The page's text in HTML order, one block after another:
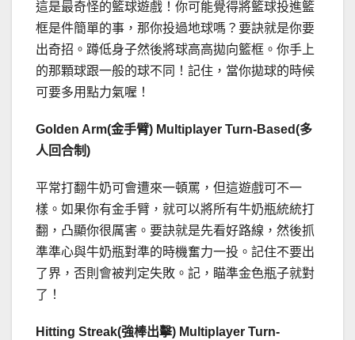
這是最奇怪的籃球遊戲！你可能覺得將籃球投進籃
框是件簡單的事，那你投過地球嗎？要訣就是你要
出奇招。蹲低身子然後將球高高拋向籃框。你手上
的那顆球跟一般的球不同！記住，當你拋球的時候
可要多用點力氣喔！
Golden Arm(金手臂) Multiplayer Turn-Based(多
人回合制)
平常打翻牛奶可會遭來一頓罵，但這遊戲可不一
樣。如果你有金手臂，就可以將所有牛奶瓶統統打
翻，凸顯你很厲害。要訣就是先看好路線，然後抓
準準心與牛奶瓶對準的時機奮力一投。記住不要出
了界，否則會被判定失敗。記，瞄準金色瓶子就對
了！
Hitting Streak(強棒出擊) Multiplayer Turn-